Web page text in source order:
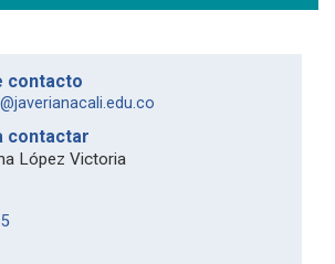
contacto
contactar
López Victoria